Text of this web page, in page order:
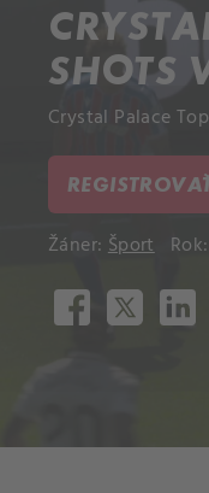
SHOTS
Crystal Palace
Žáner: Šport